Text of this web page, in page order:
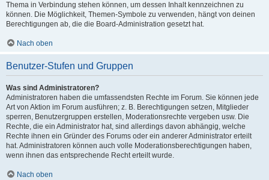
Thema in Verbindung stehen können, um dessen Inhalt kennzeichnen zu
können. Die Möglichkeit, Themen-Symbole zu verwenden, hängt von deinen
Berechtigungen ab, die die Board-Administration gesetzt hat.
Nach oben
Benutzer-Stufen und Gruppen
Was sind Administratoren?
Administratoren haben die umfassendsten Rechte im Forum. Sie können jede
Art von Aktion im Forum ausführen; z. B. Berechtigungen setzen, Mitglieder
sperren, Benutzergruppen erstellen, Moderationsrechte vergeben usw. Die
Rechte, die ein Administrator hat, sind allerdings davon abhängig, welche
Rechte ihnen ein Gründer des Forums oder ein anderer Administrator erteilt
hat. Administratoren können auch volle Moderationsberechtigungen haben,
wenn ihnen das entsprechende Recht erteilt wurde.
Nach oben